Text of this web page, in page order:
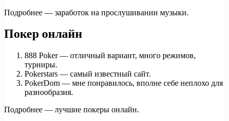
Подробнее — заработок на прослушивании музыки.
Покер онлайн
888 Poker — отличный вариант, много режимов,
турниры.
Pokerstars — самый известный сайт.
PokerDom — мне понравилось, вполне себе неплохо для
разнообразия.
Подробнее — лучшие покеры онлайн.